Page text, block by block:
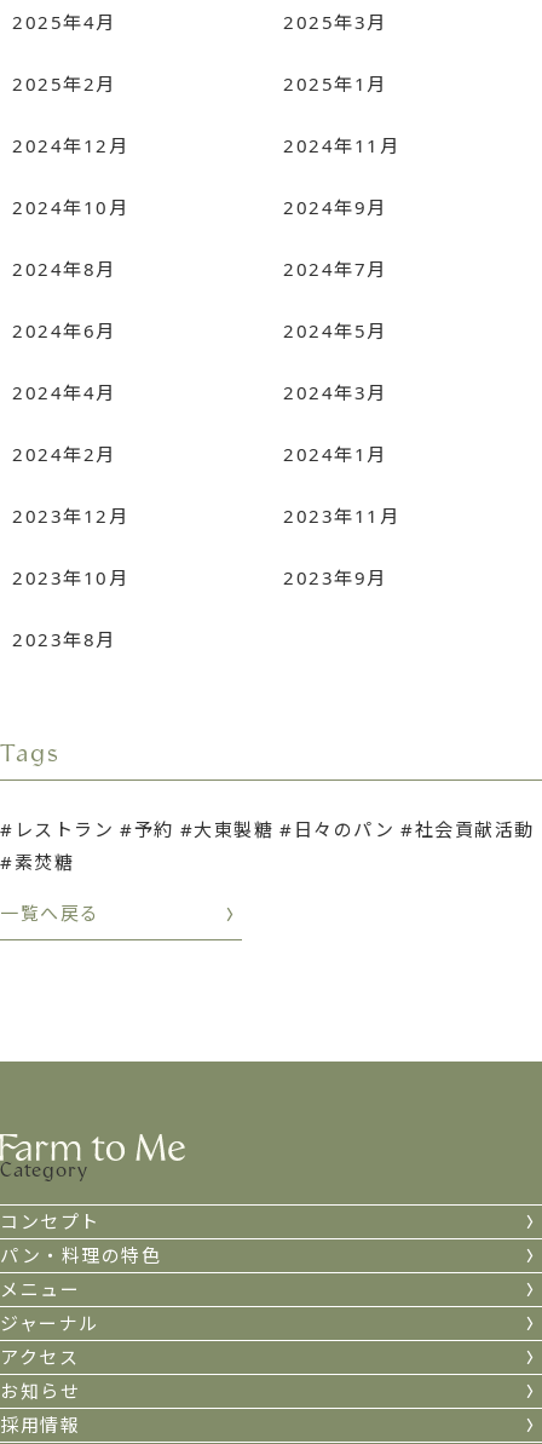
2025年4月 2025年3月
2025年2月 2025年1月
2024年12月 2024年11月
2024年10月 2024年9月
2024年8月 2024年7月
2024年6月 2024年5月
2024年4月 2024年3月
2024年2月 2024年1月
2023年12月 2023年11月
2023年10月 2023年9月
2023年8月
Tags
レストラン 予約 大東製糖 日々のパン
社会貢献活動
素焚糖
一覧へ戻る
Category
コンセプト
パン・料理の特色
メニュー
ジャーナル
アクセス
お知らせ
採用情報